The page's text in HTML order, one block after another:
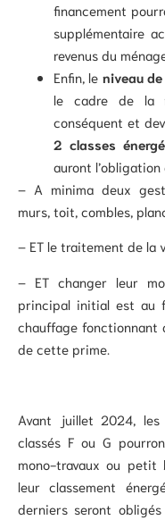
financement
supplémentaire
revenus du
Enfin, le niveau
le cadre de la
conséquent et
2 classes
auront
– A minima deux
murs, toit, combles,
– ET le traitement de la
– ET changer leur
principal initial est au
chauffage fonctionnant
de cette prime.
Avant juillet 2024, les
classés F ou G
mono-travaux ou petit
leur classement
derniers seront